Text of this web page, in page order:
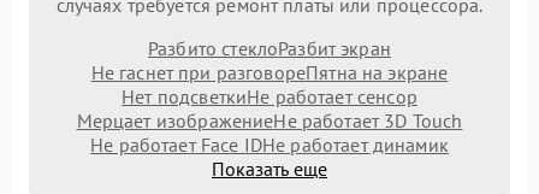
случаях требуется ремонт платы или процессора.
Разбито стеклоРазбит экран
Не гаснет при разговореПятна на экране
Нет подсветкиНе работает сенсор
Мерцает изображениеНе работает 3D Touch
Не работает Face IDНе работает динамик
Показать еще